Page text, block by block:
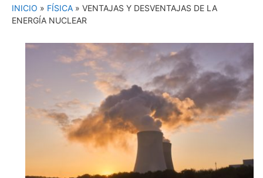
INICIO » FÍSICA » VENTAJAS Y DESVENTAJAS DE LA
ENERGÍA NUCLEAR